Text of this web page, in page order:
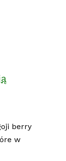
berry
w